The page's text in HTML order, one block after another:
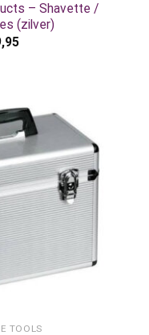
– Shavette /
(zilver)
TOOLS